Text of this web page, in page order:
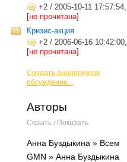
+2 / 2005-10-11 17:57:54,
[не прочитана]
Кризис-акция
+2 / 2006-06-16 10:42:00,
[не прочитана]
Создать аналогичное
обсуждение...
Авторы
Скрыть / Показать
Анна Буздыкина » Всем
GMN » Анна Буздыкина